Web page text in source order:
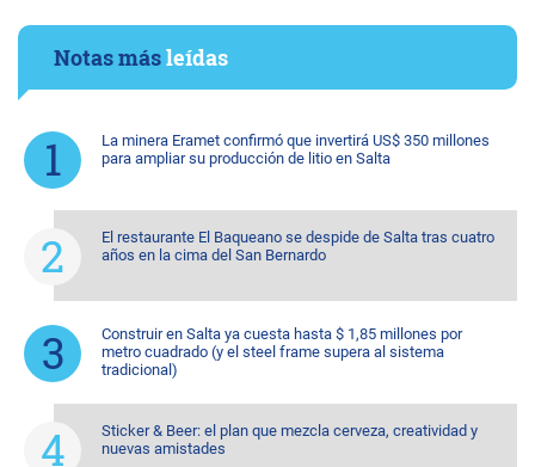
Notas másleídas
La minera Eramet confirmó que invertirá US$ 350 millones
para ampliar su producción de litio en Salta
El restaurante El Baqueano se despide de Salta tras cuatro
años en la cima del San Bernardo
Construir en Salta ya cuesta hasta $ 1,85 millones por
metro cuadrado (y el steel frame supera al sistema
tradicional)
Sticker & Beer: el plan que mezcla cerveza, creatividad y
nuevas amistades